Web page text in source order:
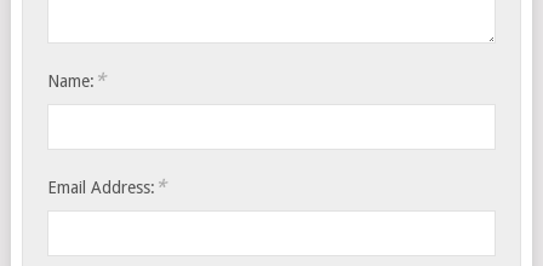
Name: *
Email Address: *